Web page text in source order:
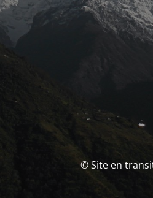
© Site en